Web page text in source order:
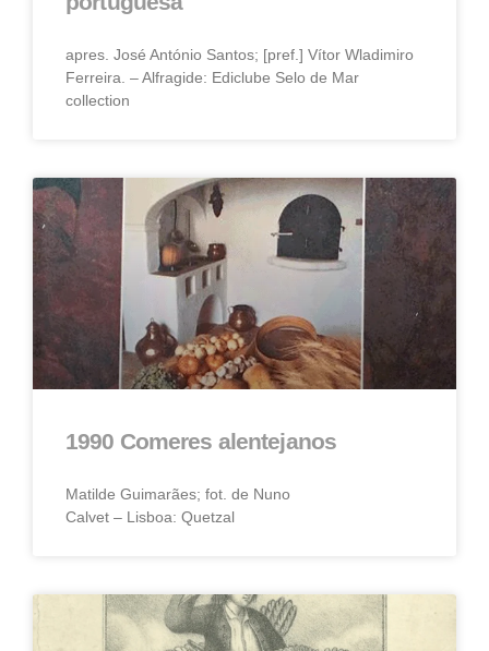
apres. José António Santos; [pref.] Vítor Wladimiro
Ferreira. – Alfragide: Ediclube Selo de Mar
collection
1990 Comeres alentejanos
Matilde Guimarães; fot. de Nuno
Calvet – Lisboa: Quetzal